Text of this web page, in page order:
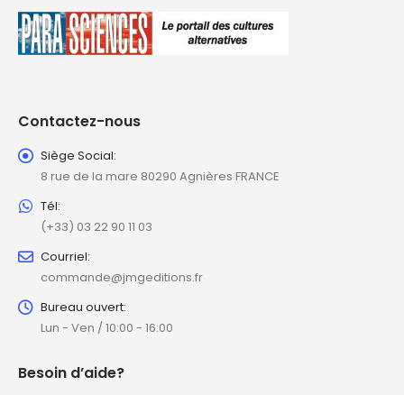
Contactez-nous
Siège Social:
8 rue de la mare 80290 Agnières FRANCE
Tél:
(+33) 03 22 90 11 03
Courriel:
commande@jmgeditions.fr
Bureau ouvert:
Lun - Ven / 10:00 - 16:00
Besoin d’aide?